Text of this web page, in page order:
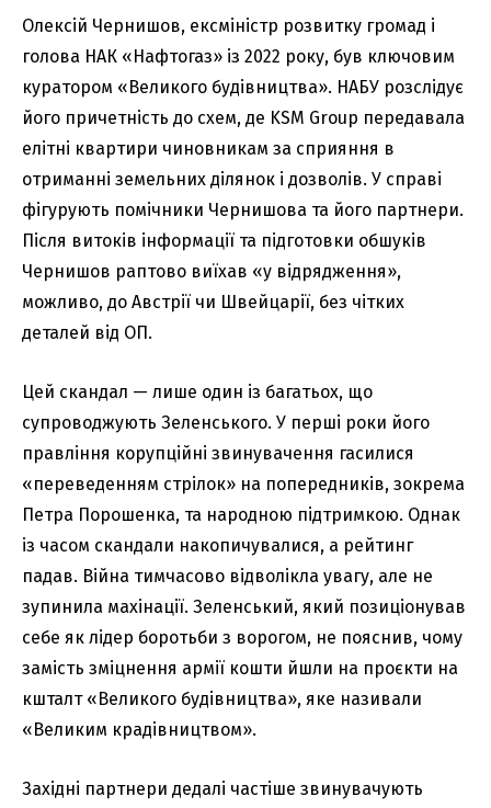
Олексій Чернишов, ексміністр розвитку громад і
голова НАК «Нафтогаз» із 2022 року, був ключовим
куратором «Великого будівництва». НАБУ розслідує
його причетність до схем, де KSM Group передавала
елітні квартири чиновникам за сприяння в
отриманні земельних ділянок і дозволів. У справі
фігурують помічники Чернишова та його партнери.
Після витоків інформації та підготовки обшуків
Чернишов раптово виїхав «у відрядження»,
можливо, до Австрії чи Швейцарії, без чітких
деталей від ОП.
Цей скандал — лише один із багатьох, що
супроводжують Зеленського. У перші роки його
правління корупційні звинувачення гасилися
«переведенням стрілок» на попередників, зокрема
Петра Порошенка, та народною підтримкою. Однак
із часом скандали накопичувалися, а рейтинг
падав. Війна тимчасово відволікла увагу, але не
зупинила махінації. Зеленський, який позиціонував
себе як лідер боротьби з ворогом, не пояснив, чому
замість зміцнення армії кошти йшли на проєкти на
кшталт «Великого будівництва», яке називали
«Великим крадівництвом».
Західні партнери дедалі частіше звинувачують